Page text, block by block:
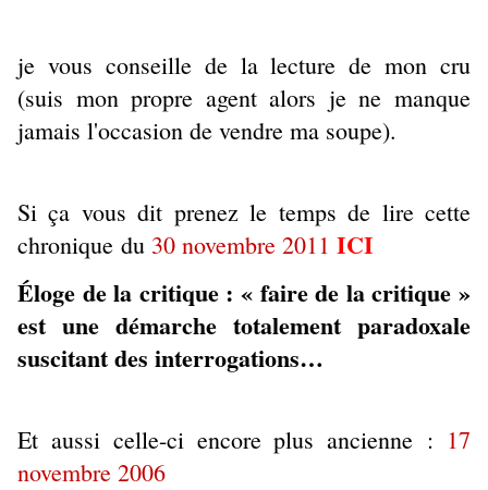
je vous conseille de la lecture de mon cru
(suis mon propre agent alors je ne manque
jamais l'occasion de vendre ma soupe).
Si ça vous dit prenez le temps de lire cette
chronique du 30 novembre 2011 ICI
Éloge de la critique : « faire de la critique »
est une démarche totalement paradoxale
suscitant des interrogations…
Et aussi celle-ci encore plus ancienne : 17
novembre 2006